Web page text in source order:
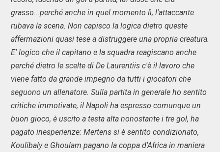
grasso...perché anche in quel momento lì, l'attaccante
rubava la scena. Non capisco la logica dietro queste
affermazioni quasi tese a distruggere una propria creatura.
E' logico che il capitano e la squadra reagiscano anche
perché dietro le scelte di De Laurentiis c'è il lavoro che
viene fatto da grande impegno da tutti i giocatori che
seguono un allenatore. Sulla partita in generale ho sentito
critiche immotivate, il Napoli ha espresso comunque un
buon gioco, è uscito a testa alta nonostante i tre gol, ha
pagato inesperienze: Mertens si è sentito condizionato,
Koulibaly e Ghoulam pagano la coppa d'Africa in maniera